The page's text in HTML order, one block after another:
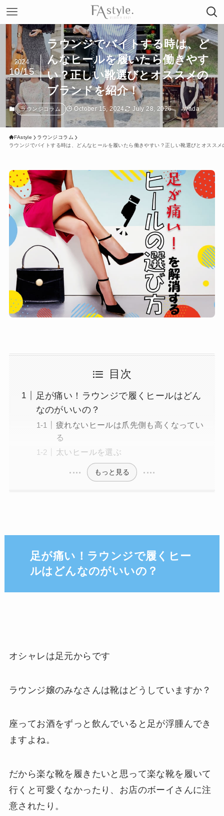
ラウンジでバイトする時は、ど
んなヒールを履いたら働きやす
い？正しい靴選びとオススメの
ブランドを紹介！
2024
10/15
ラウンジコラム October 15, 2024 July 28, 2026 wada
FAstyle
ラウンジコラム
ラウンジでバイトする時は、どんなヒールを履いたら働きやすい？正しい靴選びとオスス
目次
足が痛い！ラウンジで履くヒールはどん
なのがいいの？
疲れないヒールは爪先側も高くなってい
る
太いヒールを選ぶ
もっと見る
足が痛い！ラウンジで履くヒー
ルはどんなのがいいの？
オシャレは足元からです
ラウンジ嬢のみなさんは靴はどうしていますか？
座ってお酒をずっと飲んでいると足が浮腫んでき
ますよね。
だから楽な靴を履きたいと思って楽な靴を履いて
行くと可愛くなかったり、お店のボーイさんに注
意されたり。